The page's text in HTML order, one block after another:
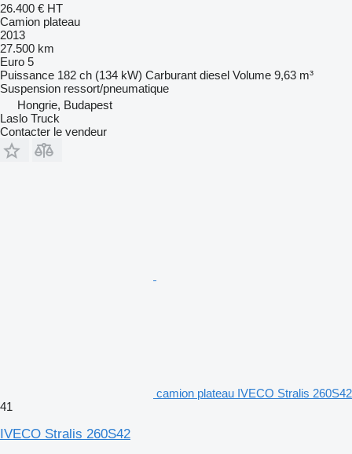
26.400 € HT
Camion plateau
2013
27.500 km
Euro 5
Puissance 182 ch (134 kW) Carburant diesel Volume 9,63 m³
Suspension ressort/pneumatique
Hongrie, Budapest
Laslo Truck
Contacter le vendeur
camion plateau IVECO Stralis 260S42
41
IVECO Stralis 260S42